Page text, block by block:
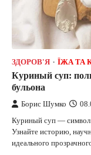
ЗДОРОВ'Я ЇЖА ТА
Куриный суп:
бульона
Борис Шумко
Куриный суп — символ
Узнайте историю,
идеального